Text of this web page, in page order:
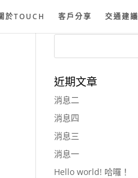
於TOUCH 客戶分享 交通建議
近期文章
消息二
消息四
消息三
消息一
Hello world! 哈囉！